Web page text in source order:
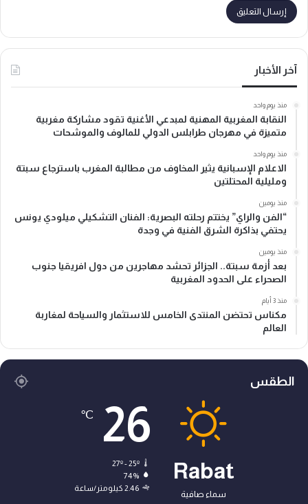
آخر الأخبار
منذ يوم واحد
النقابة المغربية المهنية لمبدعي الأغنية تقود مشاركة مغربية
متميزة في مهرجان طرابلس الدولي للمالوف والموشحات
منذ يوم واحد
الاعلام الإسبانية يثير المخاوف من مطالبة المغرب باسترجاع سبتة
ومليلية المحتلتين
منذ يومين
“الفن والراي” يختتم رحلته البصرية: الفنان التشكيلي ميلودي يونس
يحتفي بذاكرة الشرق الفنية في وجدة
منذ يومين
بعد أزمة سبتة.. الجزائر تحشد مهاجرين من دول افريقيا جنوب
الصحراء على الحدود المغربية
منذ 3 أيام
مكناس تحتضن المنتدى الخامس للاستثمار والسياحة لمغاربة
العالم
الطقس
Rabat
سماء صافية
26
℃
27º - 25º
74%
2.46 كيلومتر/ساعة